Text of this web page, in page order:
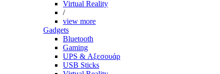
Virtual Reality
/
view more
Gadgets
Bluetooth
Gaming
UPS & Αξεσουάρ
USB Sticks